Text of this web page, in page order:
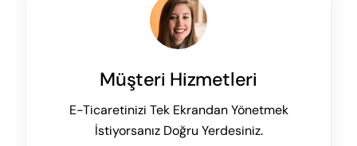
Müşteri Hizmetleri
E-Ticaretinizi Tek Ekrandan Yönetmek
İstiyorsanız Doğru Yerdesiniz.